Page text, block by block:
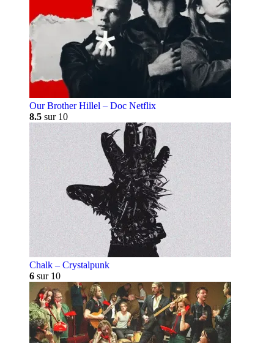
Our Brother Hillel – Doc Netflix
8.5 sur 10
Chalk – Crystalpunk
6 sur 10